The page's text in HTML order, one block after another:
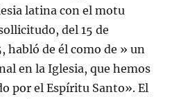
latina con el motu
del 15 de
habló de él como de » un
en la Iglesia, que hemos
por el Espí­ritu Santo». El